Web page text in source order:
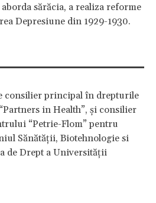
sărăcia, a realiza reforme
Depresiune din 1929-1930.
consilier principal în drepturile
in Health”, și consilier
“Petrie-Flom” pentru
Sănătății, Biotehnologie si
de Drept a Universității